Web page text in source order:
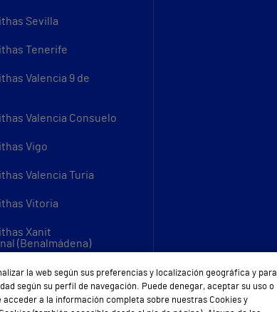
Sevilla
Tenerife
Valencia 9 de
Valencia Consuelo
Vigo
Valencia Turia
Vitoria
Xanit
(Benalmádena)
Vithas
la web según sus preferencias y localización geográfica y para
según su perfil de navegación. Puede denegar, aceptar su uso o
a la información completa sobre nuestras Cookies y